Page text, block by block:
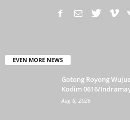
EVEN MORE NEWS
Gotong Royong
Kodim 0616/
Aug 8, 2026